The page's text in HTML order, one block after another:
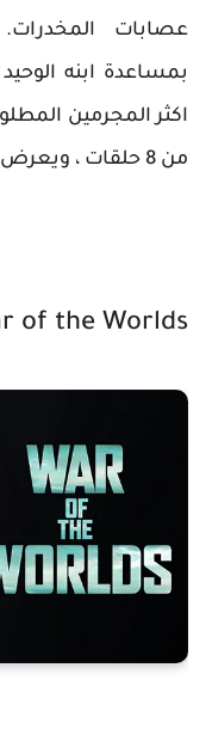
عصابات
بمساعدة ابنه
اكثر المجرمين
من 8 حلقات ، ويعرض في يوم 4 من شهر يونيو.
of the Worlds